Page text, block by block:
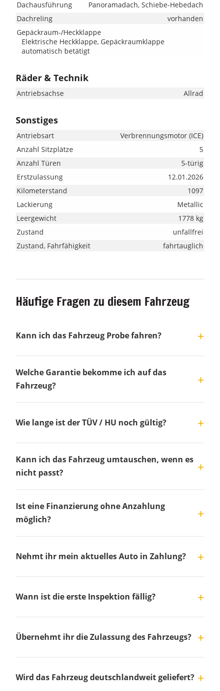
Dachausführung
Panoramadach, Schiebe-Hebedach
Dachreling
vorhanden
Gepäckraum-/Heckklappe
Elektrische Heckklappe, Gepäckraumklappe
automatisch betätigt
Räder & Technik
Antriebsachse Allrad
Sonstiges
Antriebsart
Verbrennungsmotor (ICE)
Anzahl Sitzplätze
5
Anzahl Türen
5-türig
Erstzulassung
12.01.2026
Kilometerstand
1097
Lackierung
Metallic
Leergewicht
1778 kg
Zustand
unfallfrei
Zustand, Fahrfähigkeit
fahrtauglich
Häufige Fragen zu diesem Fahrzeug
Kann ich das Fahrzeug Probe fahren?
Welche Garantie bekomme ich auf das
Fahrzeug?
Wie lange ist der TÜV / HU noch gültig?
Kann ich das Fahrzeug umtauschen, wenn es
nicht passt?
Ist eine Finanzierung ohne Anzahlung
möglich?
Nehmt ihr mein aktuelles Auto in Zahlung?
Wann ist die erste Inspektion fällig?
Übernehmt ihr die Zulassung des Fahrzeugs?
Wird das Fahrzeug deutschlandweit geliefert?